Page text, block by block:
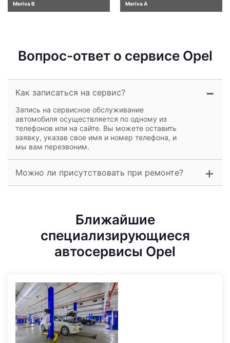
Meriva B Meriva A
Вопрос-ответ о сервисе Opel
Как записаться на сервис?
Запись на сервисное обслуживание
автомобиля осуществляется по одному из
телефонов или на сайте. Вы можете оставить
заявку, указав свое имя и номер телефона, и
мы вам перезвоним.
Можно ли присутствовать при ремонте?
Ближайшие
специализирующиеся
автосервисы Opel